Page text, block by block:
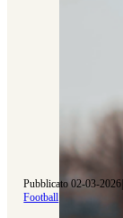
Pubblicato 02-03-2026
Football